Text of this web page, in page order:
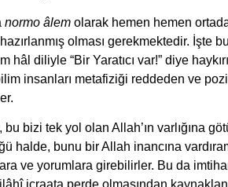
normo âlem olarak hemen hemen ortada
olması gerekmektedir. İşte
diliyle “Bir Yaratıcı var!” diye
insanları metafiziği reddeden ve
bizi tek yol olan Allah’ın varlığına
halde, bunu bir Allah inancına
ve yorumlara girebilirler. Bu da